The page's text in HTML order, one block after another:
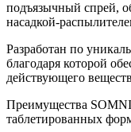
подъязычный спрей,
насадкой-
Разработан по
благодаря которой
действующего
Преимущества
таблетированных